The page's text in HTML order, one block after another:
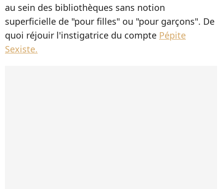
au sein des bibliothèques sans notion
superficielle de "pour filles" ou "pour garçons". De
quoi réjouir l'instigatrice du compte Pépite
Sexiste.